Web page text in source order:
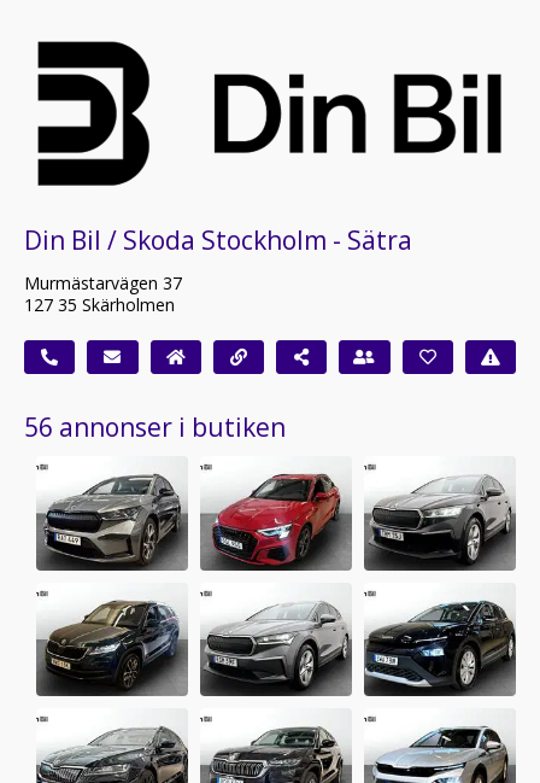
Din Bil / Skoda Stockholm - Sätra
Murmästarvägen 37
127 35 Skärholmen
56 annonser i butiken